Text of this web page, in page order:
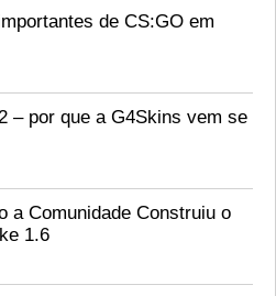
de CS:GO em
– por que a G4Skins vem se
a Comunidade Construiu o
1.6